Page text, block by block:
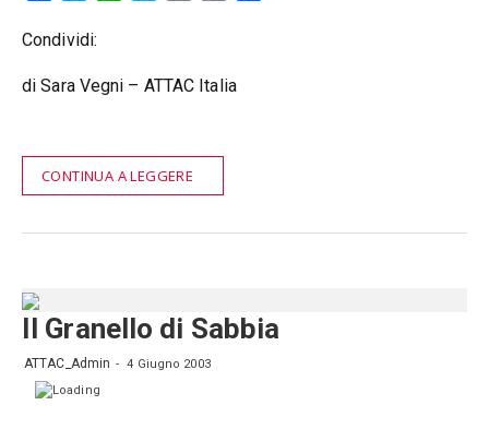
Condividi:
di Sara Vegni – ATTAC Italia
CONTINUA A LEGGERE
Il Granello di Sabbia
ATTAC_Admin 4 Giugno 2003